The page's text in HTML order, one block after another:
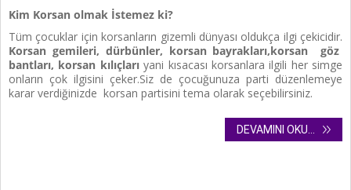
Kim Korsan olmak İstemez ki?
Tüm çocuklar için korsanların gizemli dünyası oldukça ilgi çekicidir.
Korsan gemileri, dürbünler, korsan bayrakları,korsan göz
bantları, korsan kılıçları yani kısacası korsanlara ilgili her simge
onların çok ilgisini çeker.Siz de çocuğunuza parti düzenlemeye
karar verdiğinizde korsan partisini tema olarak seçebilirsiniz.
DEVAMINI OKU...